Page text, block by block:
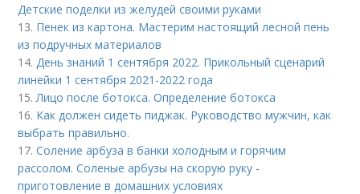
Детские поделки из желудей своими руками
13. Пенек из картона. Мастерим настоящий лесной пень
из подручных материалов
14. День знаний 1 сентября 2022. Прикольный сценарий
линейки 1 сентября 2021-2022 года
15. Лицо после ботокса. Определение ботокса
16. Как должен сидеть пиджак. Руководство мужчин, как
выбрать правильно.
17.Соление арбуза в банки холодным и горячим
рассолом. Соленые арбузы на скорую руку -
приготовление в домашних условиях